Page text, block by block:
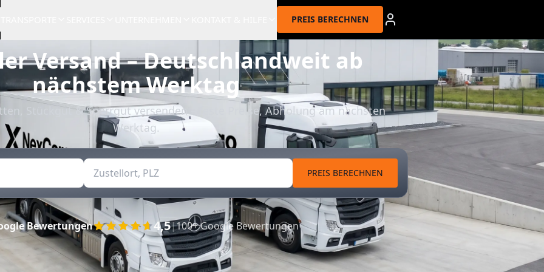
PREIS BERECHNEN
Versand – Deutschlandweit ab
nächstem Werktag
Stückgut & Sperrgut versenden – feste Preise, Abholung am nächsten
Werktag.
PREIS BERECHNEN
Bewertungen 4,5|100+ Google Bewertungen